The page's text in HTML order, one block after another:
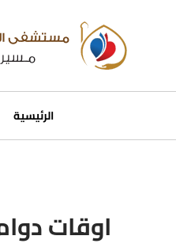
الرئيسية
اوقات